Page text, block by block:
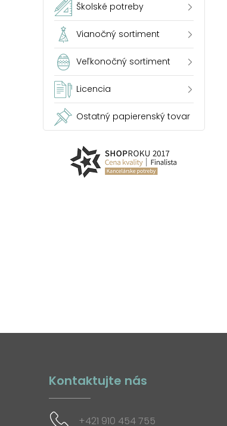
Školské potreby
Vianočný sortiment
Veľkonočný sortiment
Licencia
Ostatný papierenský tovar
Kontaktujte nás
+421 910 454 755